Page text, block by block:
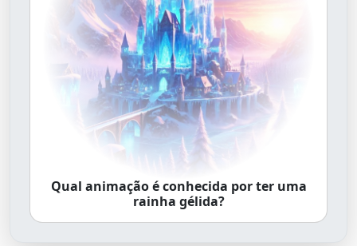
Qual animação é conhecida por ter uma
rainha gélida?